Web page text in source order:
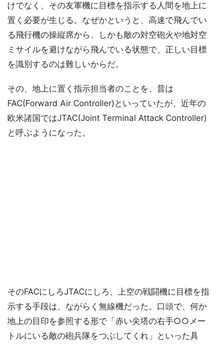
けでなく、その友軍機に目標を指示する人間を地上に
置く必要が生じる。なぜかというと、高速で飛んでい
る飛行機の操縦席から、しかも敵の対空砲火や地対空
ミサイルを避けながら飛んでいる状態で、正しい目標
を識別するのは難しいからだ。
その、地上に置く指示担当者のことを、昔は
FAC(Forward Air Controller)といっていたが、近年の
欧米諸国ではJTAC(Joint Terminal Attack Controller)
と呼ぶようになった。
そのFACにしろJTACにしろ、上空の戦闘機に目標を指
示する手段は、ながらく無線機だった。口頭で、何か
地上の目印を参照する形で「赤い尖塔の右手○○メー
トルにいる敵の砲兵隊をつぶしてくれ」といった具